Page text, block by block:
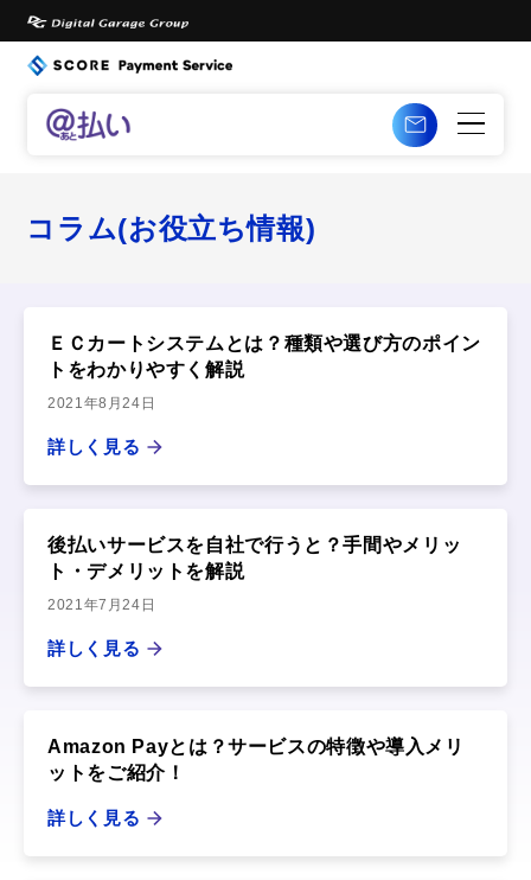
コラム(お役立ち情報)
ＥＣカートシステムとは？種類や選び方のポイン
トをわかりやすく解説
2021年8月24日
詳しく見る
後払いサービスを自社で行うと？手間やメリッ
ト・デメリットを解説
2021年7月24日
詳しく見る
Amazon Payとは？サービスの特徴や導入メリ
ットをご紹介！
詳しく見る